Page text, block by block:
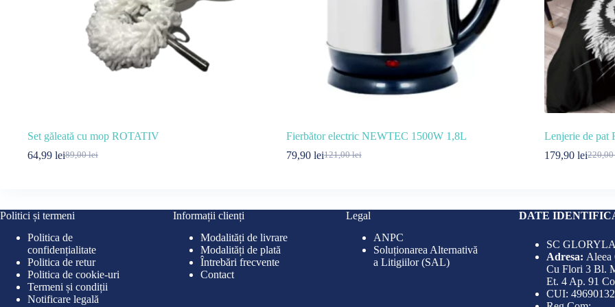
Set găleată cu mop ROTATIV
89,00lei
Prețul
89,00 lei.
64,99 leiPrețul
Fierbător electric NEWTEC 1500W 1,8L
121,00lei
Prețul
121,00 lei.
79,90 leiPrețul
Lenjerie de pat
Prețul
179,90leiPrețul
Politici și termeni
Politica de
confidențialitate
Politica de retur
Politica de cookie-uri
Termeni și condiții
Notificare legală
Informații clienți
Modalități de livrare
Modalități de plată
Întrebări frecvente
Contact
Legal
ANPC
Soluționarea Alternativă
a Litigiilor (SAL)
DATE
SC
Adresa: Aleea
Cu Flori 3 Bl.
Et. 4 Ap. 91
CUI: 49690132